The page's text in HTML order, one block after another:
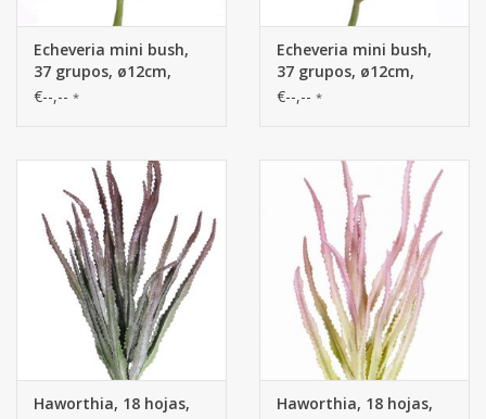
Echeveria mini bush,
37 grupos, ø12cm,
19cm
€--,-- *
Echeveria mini bush,
37 grupos, ø12cm,
19cm
€--,-- *
Haworthia, 18 hojas,
Haworthia, 18 hojas,